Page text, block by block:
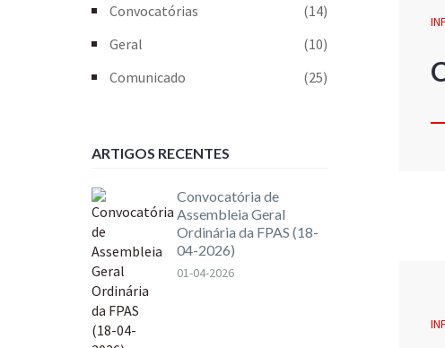
Convocatórias
(14)
Geral
(10)
Comunicado
(25)
ARTIGOS RECENTES
Convocatória de
Assembleia Geral
Ordinária da FPAS (18-
04-2026)
01-04-2026